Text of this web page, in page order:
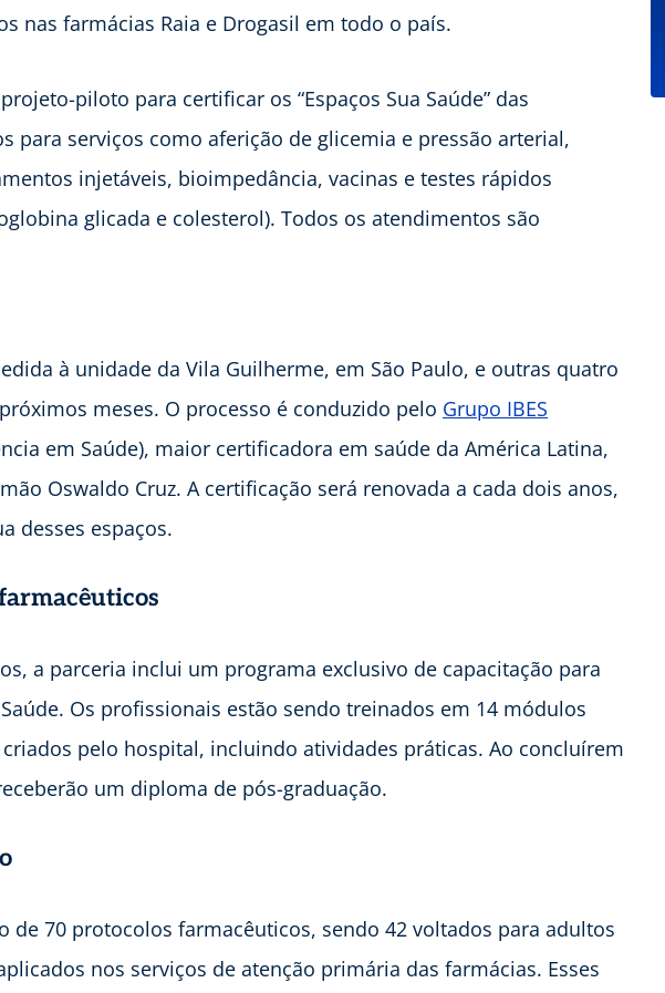
nas farmácias Raia e Drogasil em todo o país.
piloto para certificar os “Espaços Sua Saúde” das
para serviços como aferição de glicemia e pressão arterial,
injetáveis, bioimpedância, vacinas e testes rápidos
glicada e colesterol). Todos os atendimentos são
à unidade da Vila Guilherme, em São Paulo, e outras quatro
meses. O processo é conduzido pelo Grupo IBES
em Saúde), maior certificadora em saúde da América Latina,
Oswaldo Cruz. A certificação será renovada a cada dois anos,
desses espaços.
a parceria inclui um programa exclusivo de capacitação para
Os profissionais estão sendo treinados em 14 módulos
pelo hospital, incluindo atividades práticas. Ao concluírem
um diploma de pós-graduação.
de 70 protocolos farmacêuticos, sendo 42 voltados para adultos
nos serviços de atenção primária das farmácias. Esses